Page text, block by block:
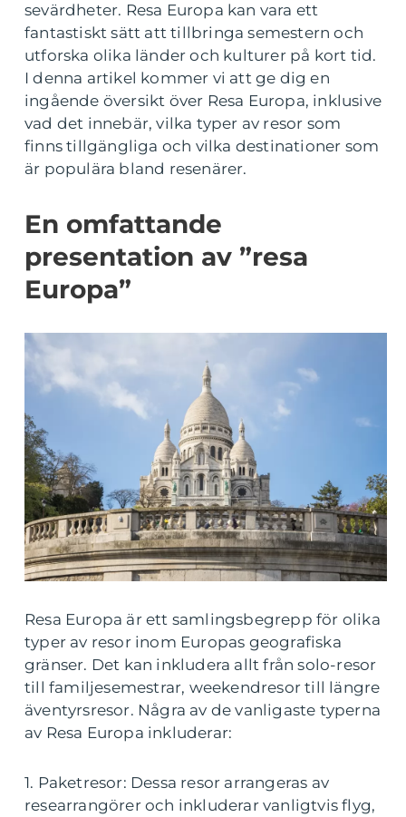
sevärdheter. Resa Europa kan vara ett
fantastiskt sätt att tillbringa semestern och
utforska olika länder och kulturer på kort tid.
I denna artikel kommer vi att ge dig en
ingående översikt över Resa Europa, inklusive
vad det innebär, vilka typer av resor som
finns tillgängliga och vilka destinationer som
är populära bland resenärer.
En omfattande
presentation av ”resa
Europa”
Resa Europa är ett samlingsbegrepp för olika
typer av resor inom Europas geografiska
gränser. Det kan inkludera allt från solo-resor
till familjesemestrar, weekendresor till längre
äventyrsresor. Några av de vanligaste typerna
av Resa Europa inkluderar:
1. Paketresor: Dessa resor arrangeras av
researrangörer och inkluderar vanligtvis flyg,